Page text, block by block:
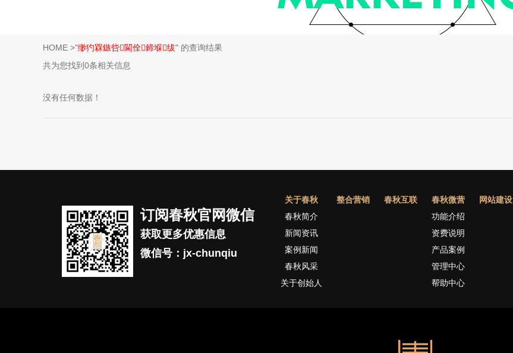
HOME >"缈犳槑鏃呰閫佺鍗堢绂" 的查询结果
共为您找到0条相关信息
没有任何数据！
订阅春秋官网微信
获取更多优惠信息
微信号：jx-chunqiu
关于春秋
春秋简介
新闻资讯
案例新闻
春秋风采
关于创始人
整合营销 春秋互联
春秋微营
功能介绍
资费说明
产品案例
管理中心
帮助中心
网站建设